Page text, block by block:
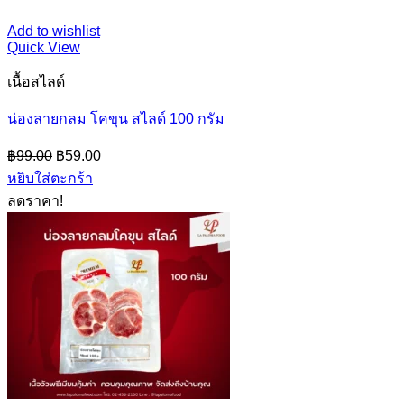
Add to wishlist
Quick View
เนื้อสไลด์
น่องลายกลม โคขุน สไลด์ 100 กรัม
฿99.00 Original
price
was:
฿99.00.
฿59.00Current
price
หยิบใส่ตะกร้า
ลดราคา!